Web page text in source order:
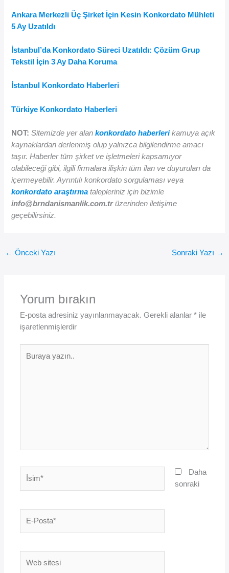
Ankara Merkezli Üç Şirket İçin Kesin Konkordato Mühleti
5 Ay Uzatıldı
İstanbul’da Konkordato Süreci Uzatıldı: Çözüm Grup
Tekstil İçin 3 Ay Daha Koruma
İstanbul Konkordato Haberleri
Türkiye Konkordato Haberleri
NOT:Sitemizde yer alankonkordato haberlerikamuya açık
kaynaklardan derlenmiş olup yalnızca bilgilendirme amacı
taşır. Haberler tüm şirket ve işletmeleri kapsamıyor
olabileceği gibi, ilgili firmalara ilişkin tüm ilan ve duyuruları da
içermeyebilir. Ayrıntılı konkordato sorgulaması veya
konkordato araştırma talepleriniz için bizimle
info@brndanismanlik.com.trüzerinden iletişime
geçebilirsiniz.
← Önceki Yazı Sonraki Yazı →
Yorum bırakın
E-posta adresiniz yayınlanmayacak. Gerekli alanlar* ile
işaretlenmişlerdir
yazın..
Posta*
sitesi
Daha
sonraki